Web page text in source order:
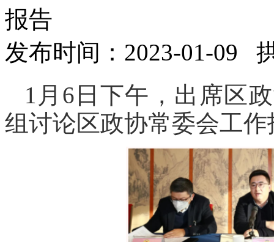
报告
发布时间：2023-01-09
1月6日下午，出席区
组讨论区政协常委会工